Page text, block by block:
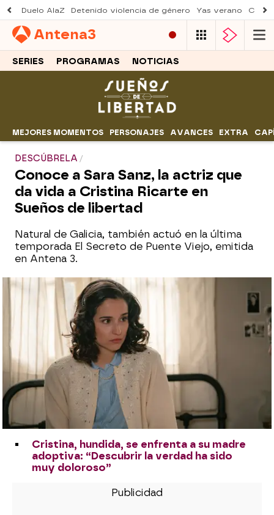
Duelo AlaZ Detenido violencia de género Yas verano
Antena3
SERIES PROGRAMAS NOTICIAS
MEJORES MOMENTOS PERSONAJES AVANCES EXTRA
DESCÚBRELA
Conoce a Sara Sanz, la actriz que
da vida a Cristina Ricarte en
Sueños de libertad
Natural de Galicia, también actuó en la última
temporada El Secreto de Puente Viejo, emitida
en Antena 3.
Cristina, hundida, se enfrenta a su madre
adoptiva: “Descubrir la verdad ha sido
muy doloroso”